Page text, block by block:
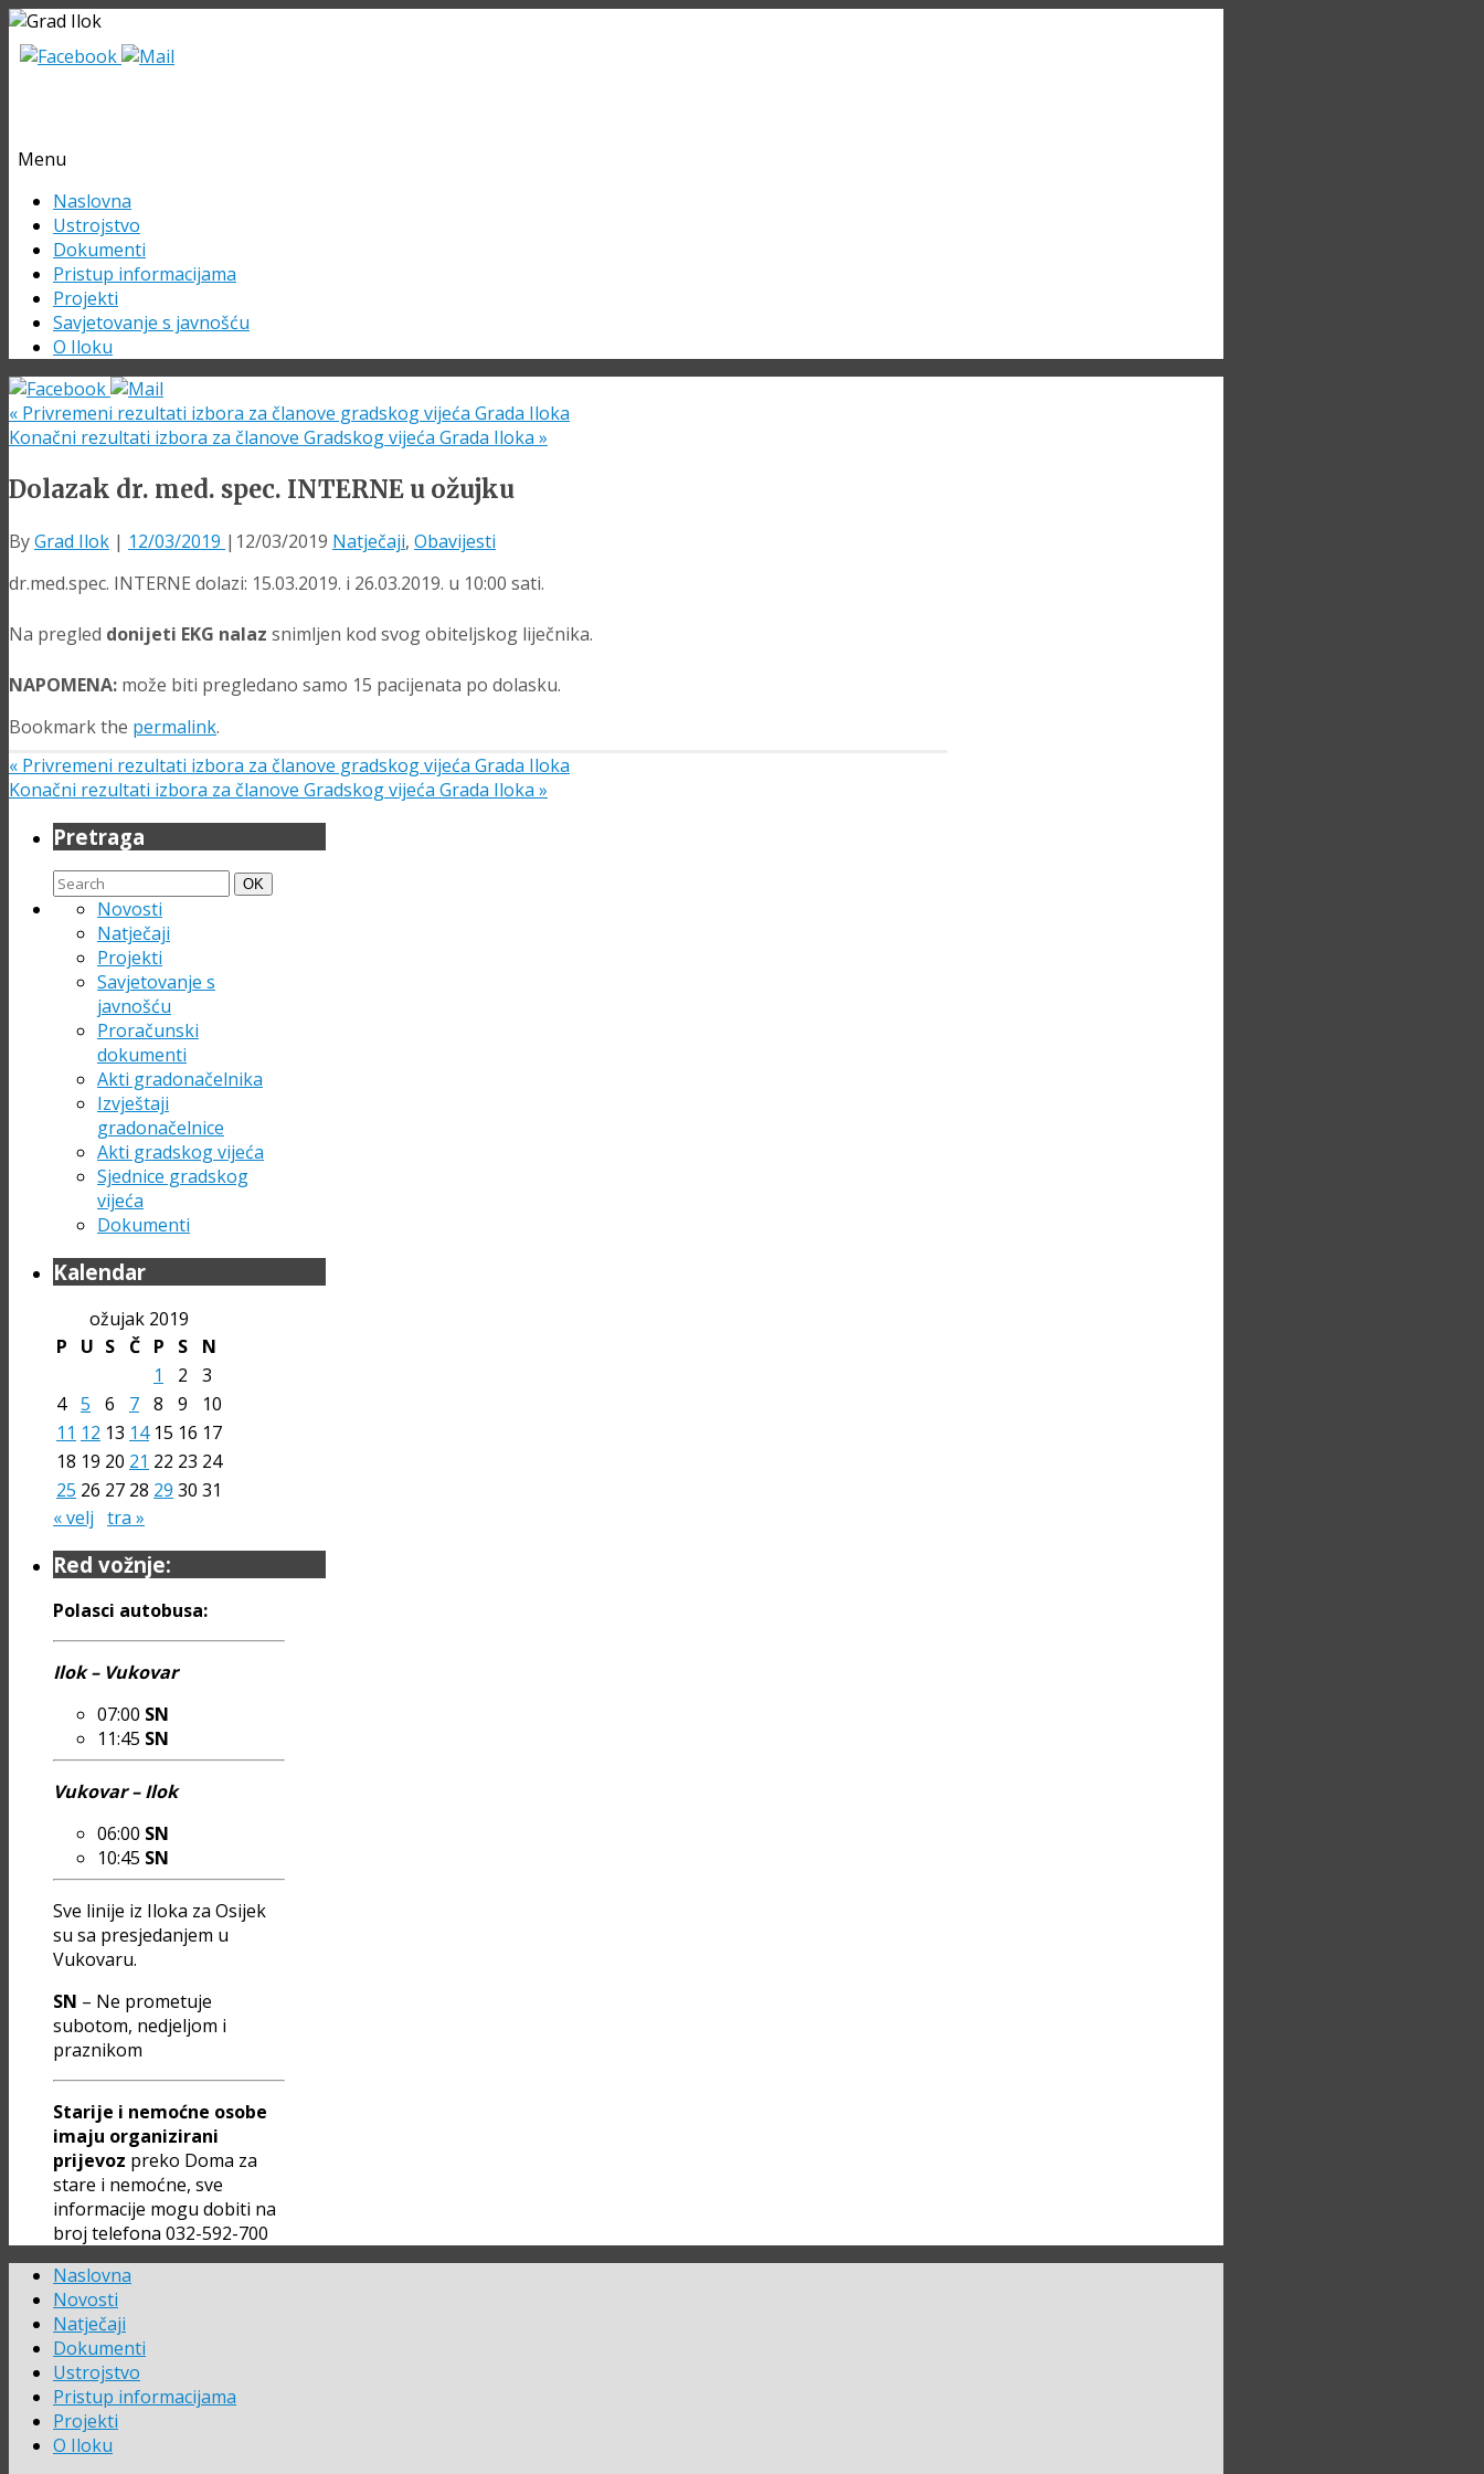
Menu
Skip
content
Naslovna
Ustrojstvo
Dokumenti
Pristup informacijama
Projekti
Savjetovanje s javnošću
O Iloku
« Privremeni rezultati izbora za članove gradskog vijeća Grada Iloka
Konačni rezultati izbora za članove Gradskog vijeća Grada Iloka »
Dolazak dr. med. spec. INTERNE u ožujku
ByGrad Ilok | 12/03/2019 | 12/03/2019 Natječaji, Obavijesti
dr.med.spec. INTERNE dolazi: 15.03.2019. i 26.03.2019. u 10:00 sati.
Na pregled donijeti EKG nalaz snimljen kod svog obiteljskog liječnika.
NAPOMENA: može biti pregledano samo 15 pacijenata po dolasku.
Bookmark the permalink.
« Privremeni rezultati izbora za članove gradskog vijeća Grada Iloka
Konačni rezultati izbora za članove Gradskog vijeća Grada Iloka »
Pretraga
Search
for:
Search
OK
Novosti
Natječaji
Projekti
Savjetovanje s
javnošću
Proračunski
dokumenti
Akti gradonačelnika
Izvještaji
gradonačelnice
Akti gradskog vijeća
Sjednice gradskog
vijeća
Dokumenti
Kalendar
ožujak 2019
P
U S Č P S
N
1
2
3
4 5 6 7 8 9
10
11 12 13 14 15 16 17
18 19 20 21 22 23 24
25 26 27 28 29 30 31
« velj tra »
Red vožnje:
Polasci autobusa:
Ilok – Vukovar
07:00 SN
11:45 SN
Vukovar – Ilok
06:00 SN
10:45 SN
Sve linije iz Iloka za Osijek
su sa presjedanjem u
Vukovaru.
SN – Ne prometuje
subotom, nedjeljom i
praznikom
Starije i nemoćne osobe
imaju organizirani
prijevoz preko Doma za
stare i nemoćne, sve
informacije mogu dobiti na
broj telefona 032-592-700
Naslovna
Novosti
Natječaji
Dokumenti
Ustrojstvo
Pristup informacijama
Projekti
O Iloku